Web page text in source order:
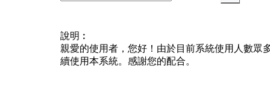
說明︰
親愛的使用者，您好！由於目前系統使用人數眾
續使用本系統。感謝您的配合。